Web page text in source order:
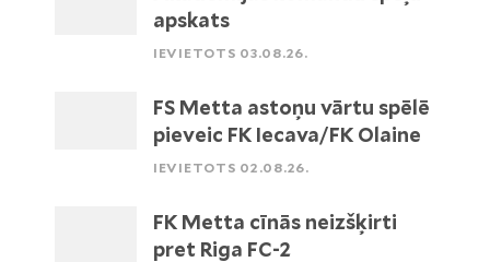
apskats
IEVIETOTS 03.08.26.
FS Metta astoņu vārtu spēlē
pieveic FK Iecava/FK Olaine
IEVIETOTS 02.08.26.
FK Metta cīnās neizšķirti
pret Riga FC-2